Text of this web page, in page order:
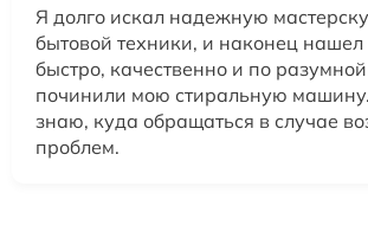
Я долго искал надежную
бытовой техники, и наконец
быстро, качественно и по
починили мою стиральную
знаю, куда обращаться в случае
проблем.